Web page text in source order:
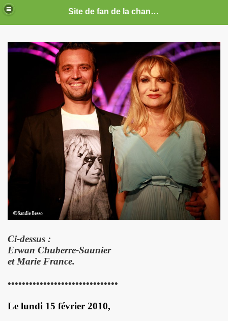
Site de fan de la chanteuse Marie France
Ci-dessus :
Erwan Chuberre-Saunier
et Marie France.
•••••••••••••••••••••••••••••••
Le lundi 15 février 2010,
: photos, documents, tracts, interviews, articles, etc.
2019 a decembre 2026.
2017 a decembre 2019.
2016 a decembre 2016.
2015 a juin 2016.
2015 a decembre 2015.
a juin 2015.
2014 a decembre 2014.
2013 a decembre 2013.